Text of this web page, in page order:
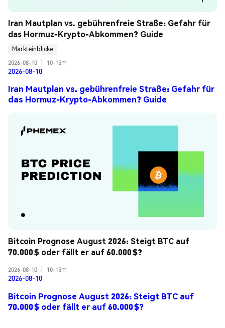
Iran Mautplan vs. gebührenfreie Straße: Gefahr für
das Hormuz-Krypto-Abkommen? Guide
Markteinblicke
2026-08-10
10-15m
2026-08-10
Iran Mautplan vs. gebührenfreie Straße: Gefahr für
das Hormuz-Krypto-Abkommen? Guide
Bitcoin Prognose August 2026: Steigt BTC auf
70.000 $ oder fällt er auf 60.000 $?
2026-08-10 10-15m
2026-08-10
Bitcoin Prognose August 2026: Steigt BTC auf
70.000 $ oder fällt er auf 60.000 $?